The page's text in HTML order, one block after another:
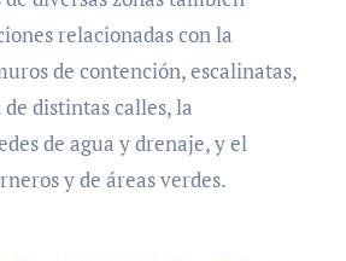
relacionadas con la
de contención, escalinatas,
distintas calles, la
de agua y drenaje, y el
y de áreas verdes.